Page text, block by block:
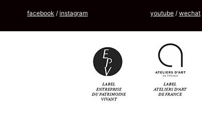
facebook / instagram youtube / wechat